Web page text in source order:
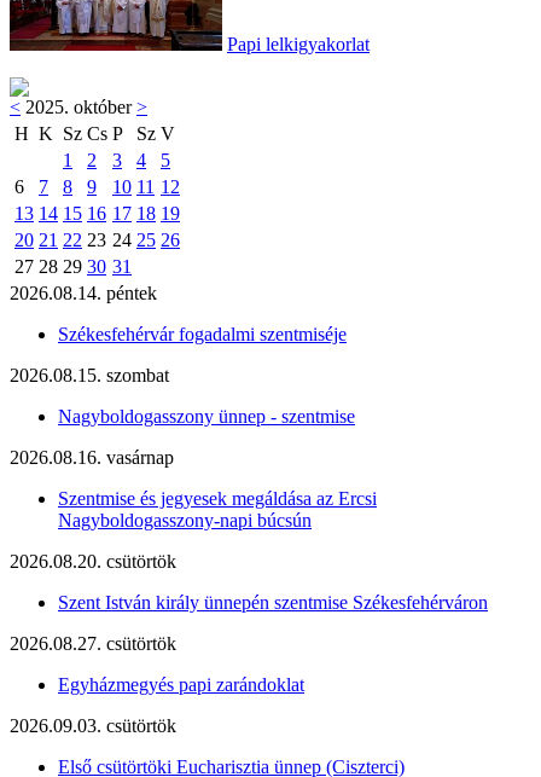
Papi lelkigyakorlat
< 2025. október>
H K Sz Cs P Sz V
1
2 3 4
5
6
7 8 9 10 11 12
13 14 15 16 17 18 19
20 21 22 23 24 25 26
27 28 29 30 31
2026.08.14. péntek
Székesfehérvár fogadalmi szentmiséje
2026.08.15. szombat
Nagyboldogasszony ünnep - szentmise
2026.08.16. vasárnap
Szentmise és jegyesek megáldása az Ercsi
Nagyboldogasszony-napi búcsún
2026.08.20. csütörtök
Szent István király ünnepén szentmise Székesfehérváron
2026.08.27. csütörtök
Egyházmegyés papi zarándoklat
2026.09.03. csütörtök
Első csütörtöki Eucharisztia ünnep (Ciszterci)